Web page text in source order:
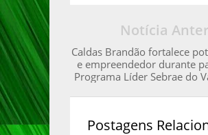
Notícia
Caldas Brandão fortalece
e empreendedor durante
Programa Líder Sebrae do
Postagens